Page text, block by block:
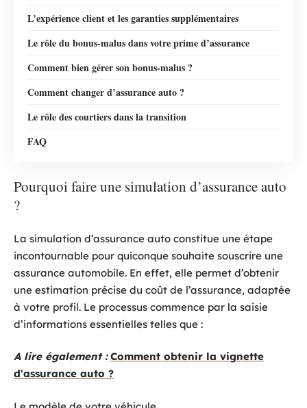
L’expérience client et les garanties supplémentaires
Le rôle du bonus-malus dans votre prime d’assurance
Comment bien gérer son bonus-malus ?
Comment changer d’assurance auto ?
Le rôle des courtiers dans la transition
FAQ
Pourquoi faire une simulation d’assurance auto
?
La simulation d’assurance auto constitue une étape
incontournable pour quiconque souhaite souscrire une
assurance automobile. En effet, elle permet d’obtenir
une estimation précise du coût de l’assurance, adaptée
à votre profil. Le processus commence par la saisie
d’informations essentielles telles que :
A lire également : Comment obtenir la vignette
d'assurance auto ?